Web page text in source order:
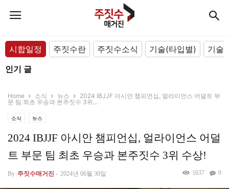
시합일정 주짓수란 주짓수소식 기술(타입별)
기술
인기 글
Home 소식 뉴스
2024 IBJJF 아시안 챔피언십, 얼라이언스 어덜트 부
문 팀 최초 우승과 본주짓수 3위...
소식 뉴스
2024 IBJJF 아시안 챔피언십, 얼라이언스 어덜
트 부문 팀 최초 우승과 본주짓수 3위 수상!
By 주짓수매거진 - 2024년 06월 30일 0
1637